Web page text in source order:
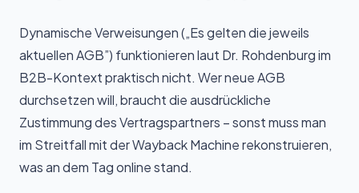
Dynamische Verweisungen („Es gelten die jeweils
aktuellen AGB”) funktionieren laut Dr. Rohdenburg im
B2B-Kontext praktisch nicht. Wer neue AGB
durchsetzen will, braucht die ausdrückliche
Zustimmung des Vertragspartners – sonst muss man
im Streitfall mit der Wayback Machine rekonstruieren,
was an dem Tag online stand.